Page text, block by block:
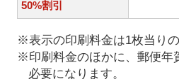
50%割引
※表示の印刷料金は1枚当りの
※印刷料金のほかに、郵便年
必要になります。